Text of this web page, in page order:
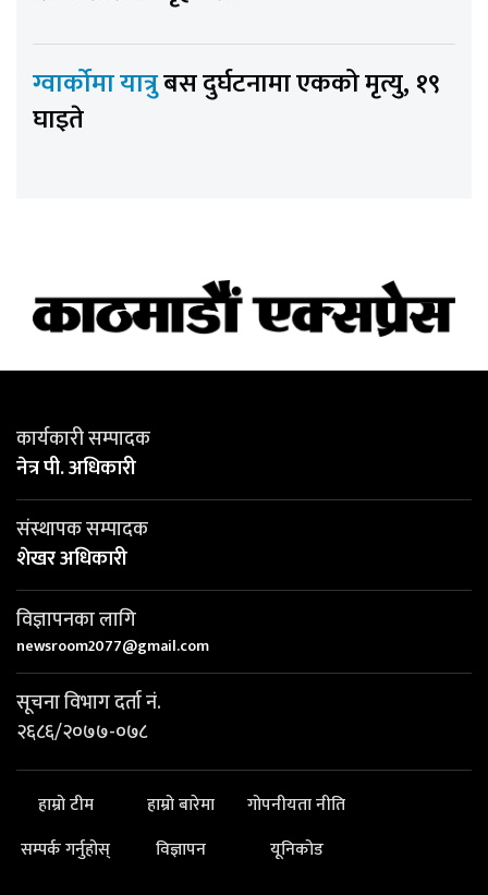
ग्वार्कोमा यात्रुबस दुर्घटनामा एकको मृत्यु, १९
घाइते
कार्यकारी सम्पादक
नेत्र पी. अधिकारी
संस्थापक सम्पादक
शेखर अधिकारी
विज्ञापनका लागि
newsroom2077@gmail.com
सूचना विभाग दर्ता नं.
२६८६/२०७७-०७८
हाम्रो टीम हाम्रो बारेमा
गोपनीयता नीति
सम्पर्क गर्नुहोस्
विज्ञापन यूनिकोड